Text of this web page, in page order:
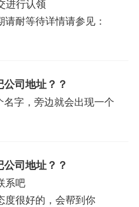
进行认领
耐等待详情请参见：
司地址？？
字，旁边就会出现一个
司地址？？
系吧
度很好的，会帮到你